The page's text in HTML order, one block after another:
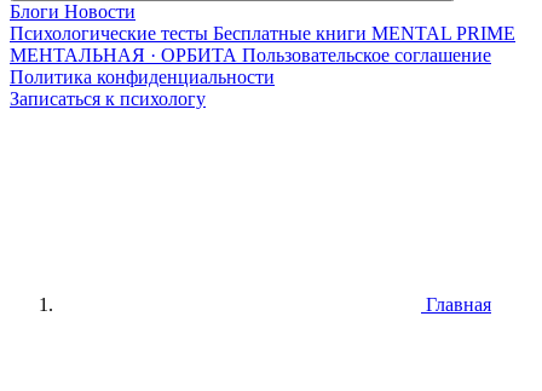
Блоги Новости
Психологические тесты Бесплатные книги MENTAL PRIME
МЕНТАЛЬНАЯ · ОРБИТА Пользовательское соглашение
Политика конфиденциальности
Записаться к психологу
Главная